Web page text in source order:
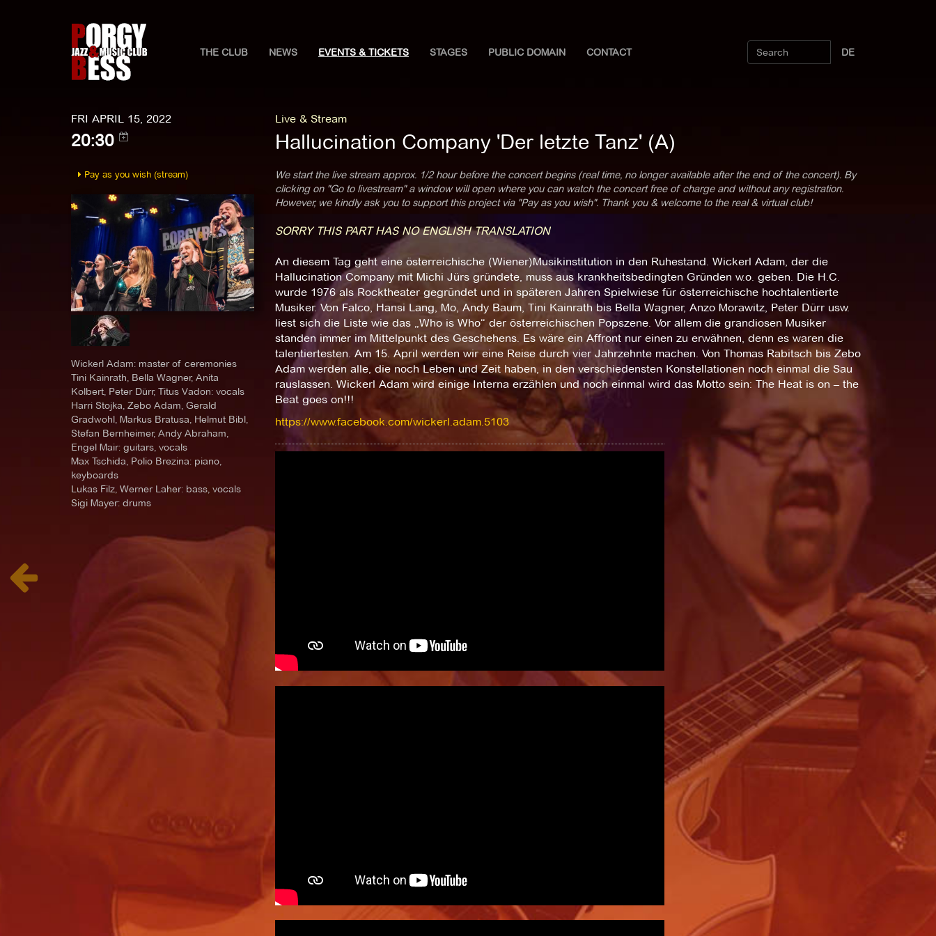
THE CLUB NEWS EVENTS & TICKETS STAGES PUBLIC DOMAIN CONTACT DE
FRI APRIL 15, 2022
20:30
Live & Stream
Hallucination Company 'Der letzte Tanz' (A)
Pay as you wish (stream)
Wickerl Adam: master of ceremonies
Tini Kainrath, Bella Wagner, Anita
Kolbert, Peter Dürr, Titus Vadon: vocals
Harri Stojka, Zebo Adam, Gerald
Gradwohl, Markus Bratusa, Helmut Bibl,
Stefan Bernheimer, Andy Abraham,
Engel Mair: guitars, vocals
Max Tschida, Polio Brezina: piano,
keyboards
Lukas Filz, Werner Laher: bass, vocals
Sigi Mayer: drums
We start the live stream approx. 1/2 hour before the concert begins (real time, no longer available after the end of the concert). By
clicking on "Go to livestream" a window will open where you can watch the concert free of charge and without any registration.
However, we kindly ask you to support this project via "Pay as you wish". Thank you & welcome to the real & virtual club!
SORRY THIS PART HAS NO ENGLISH TRANSLATION
An diesem Tag geht eine österreichische (Wiener)Musikinstitution in den Ruhestand. Wickerl Adam, der die
Hallucination Company mit Michi Jürs gründete, muss aus krankheitsbedingten Gründen w.o. geben. Die H.C.
wurde 1976 als Rocktheater gegründet und in späteren Jahren Spielwiese für österreichische hochtalentierte
Musiker. Von Falco, Hansi Lang, Mo, Andy Baum, Tini Kainrath bis Bella Wagner, Anzo Morawitz, Peter Dürr usw.
liest sich die Liste wie das „Who is Who“ der österreichischen Popszene. Vor allem die grandiosen Musiker
standen immer im Mittelpunkt des Geschehens. Es wäre ein Affront nur einen zu erwähnen, denn es waren die
talentiertesten. Am 15. April werden wir eine Reise durch vier Jahrzehnte machen. Von Thomas Rabitsch bis Zebo
Adam werden alle, die noch Leben und Zeit haben, in den verschiedensten Konstellationen noch einmal die Sau
rauslassen. Wickerl Adam wird einige Interna erzählen und noch einmal wird das Motto sein: The Heat is on – the
Beat goes on!!!
https://www.facebook.com/wickerl.adam.5103